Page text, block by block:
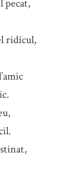
pecat,
ridícul,